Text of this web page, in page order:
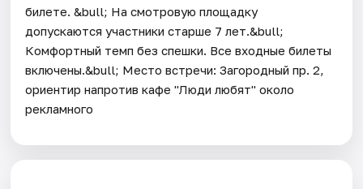
билете. &bull; На смотровую площадку
допускаются участники старше 7 лет.&bull;
Комфортный темп без спешки. Все входные билеты
включены.&bull; Место встречи: Загородный пр. 2,
ориентир напротив кафе "Люди любят" около
рекламного